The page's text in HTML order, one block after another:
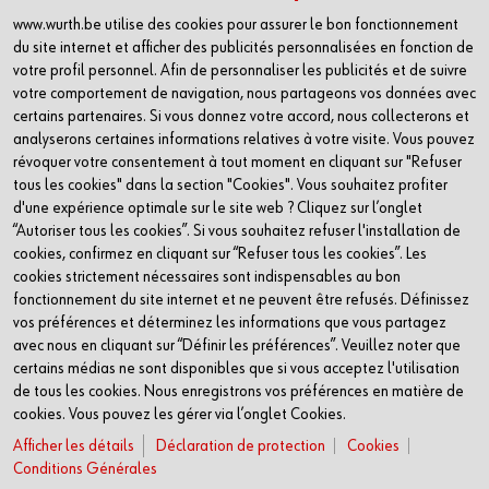
Code of compliance
Inscrivez-vous à notre newsletter
SOCIAL
Linkedin
Facebook
Youtube
Instagram
CONTACT
Würth Belux sa
Everdongenlaan 29 (4253)
2300 Turnhout
Belgique
www.wurth.be utilise des cookies pour assurer le bon fonctionnement
du site internet et afficher des publicités personnalisées en fonction de
votre profil personnel. Afin de personnaliser les publicités et de suivre
votre comportement de navigation, nous partageons vos données avec
certains partenaires. Si vous donnez votre accord, nous collecterons et
analyserons certaines informations relatives à votre visite. Vous pouvez
révoquer votre consentement à tout moment en cliquant sur "Refuser
tous les cookies" dans la section "Cookies". Vous souhaitez profiter
d'une expérience optimale sur le site web ? Cliquez sur l’onglet
“Autoriser tous les cookies”. Si vous souhaitez refuser l'installation de
cookies, confirmez en cliquant sur “Refuser tous les cookies”. Les
cookies strictement nécessaires sont indispensables au bon
fonctionnement du site internet et ne peuvent être refusés. Définissez
vos préférences et déterminez les informations que vous partagez
avec nous en cliquant sur “Définir les préférences”. Veuillez noter que
certains médias ne sont disponibles que si vous acceptez l'utilisation
de tous les cookies. Nous enregistrons vos préférences en matière de
cookies. Vous pouvez les gérer via l’onglet Cookies.
Afficher les détails
Déclaration de protection
Cookies
Conditions Générales